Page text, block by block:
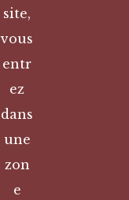
site,
vous
entr
ez
dans
une
zon
e